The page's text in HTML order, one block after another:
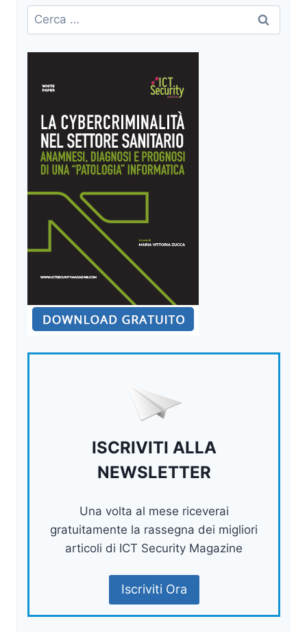
Ricerca
per:
ISCRIVITI ALLA
NEWSLETTER
Una volta al mese riceverai
gratuitamente la rassegna dei migliori
articoli di ICT Security Magazine
Iscriviti Ora